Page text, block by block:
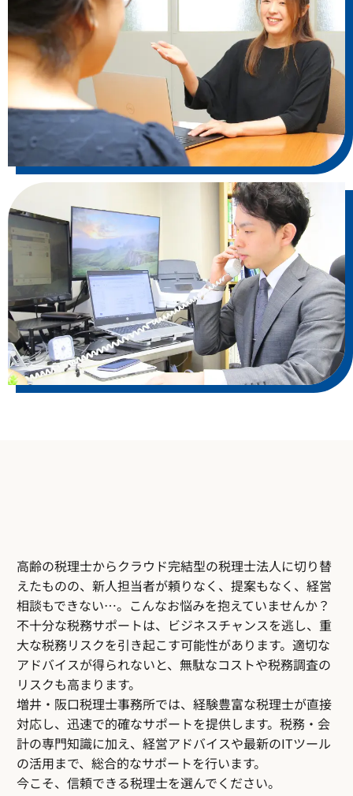
30歳
創業60年ほどの印刷会社の5代目経営者です。
創業時からお付き合いがあった税理士が高齢
となり、
その税理士の息子さんに顧問契約をしてもら
っていましたが、あまり連絡が取れないの
と、年に1度しかお出会いできないことから、
単に決算を組んでもらうためだけの契約にな
っており、節税や、経営戦略に関する相談は
ほとんどできておりませんでした。
私が社長にかわるタイミングで、税理士を増
井・阪口税理士事務所さんに変更することに
しましたが、
税理士との連絡が取りやすくなり、また、お
会いできる機会が増えたことから、
今では税務以外にも節税、資金繰り、投資計
画、マネジメントなどの経営戦略に関する相
談もできていて、変更して良かったなと思っ
ています。
また、これまで私が会社の経理もしていまし
たが、それをクラウド会計を使って記帳して
いただいており、そのおかげで社長業を行う
製造会社 代表取締役
43歳
これまで税理士に依頼せずに申告をしてきま
したが、税務調査が入ったことをきっかけに
税理士と顧問契約を結ぶことにしました。
税理士の先生に顧問をしてもらうのは初めて
のため、比較対象がありませんが、
増井・阪口税理士事務所の方々はみなさん親
身になって話を聞いてくれるなと感じていま
高齢の税理士からクラウド完結型の税理士法人に切り替
えたものの、新人担当者が頼りなく、提案もなく、経営
相談もできない…。こんなお悩みを抱えていませんか？
不十分な税務サポートは、ビジネスチャンスを逃し、重
大な税務リスクを引き起こす可能性があります。適切な
アドバイスが得られないと、無駄なコストや税務調査の
リスクも高まります。
増井・阪口税理士事務所では、経験豊富な税理士が直接
対応し、迅速で的確なサポートを提供します。税務・会
計の専門知識に加え、経営アドバイスや最新のITツール
の活用まで、総合的なサポートを行います。
今こそ、信頼できる税理士を選んでください。